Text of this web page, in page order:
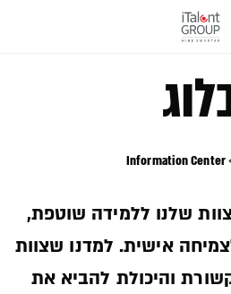
Information Center
שלנו ללמידה שוטפת,
אישית. למדנו שצוות
והיכולת להביא את